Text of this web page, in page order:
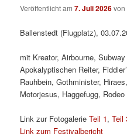
Veröffentlicht am7. Juli 2026von
Ballenstedt (Flugplatz),
mit Kreator, Airbourne,
Apokalyptischen Reiter,
Rauhbein, Gothminister,
Motorjesus, Haggefugg, Rodeo
Link zur FotogalerieTeil 1,Teil
Link zum Festivalbericht